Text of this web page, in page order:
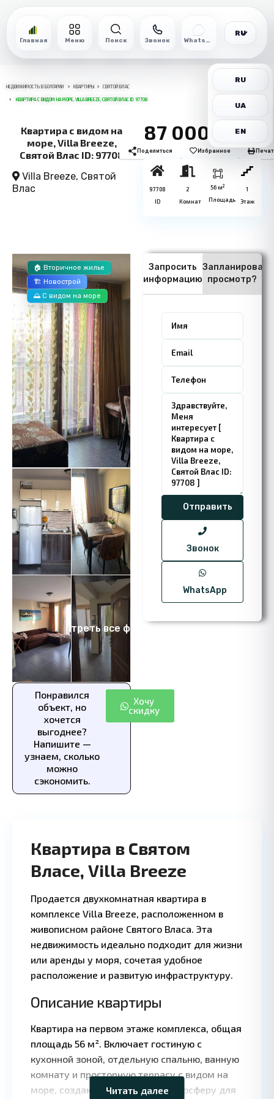
Главная Меню Поиск Звонок WhatsApp
RU
RU
UA
EN
НЕДВИЖИМОСТЬ В БОЛГАРИИ КВАРТИРЫ СВЯТОЙ ВЛАС
КВАРТИРА С ВИДОМ НА МОРЕ, VILLA BREEZE, СВЯТОЙ ВЛАС ID: 97708
Квартира с видом на
море, Villa Breeze,
Святой Влас ID: 97708
Villa Breeze, Святой
Влас
87 000€
Поделиться Избранное
97708
ID
2
Комнат
56 м2
Площадь
1
Этаж
Посмотреть все фото 14
🏠 Вторичное жилье
🏗️ Новострой
🌅 С видом на море
Понравился
объект, но
хочется
выгоднее?
Напишите —
узнаем, сколько
можно
сэкономить.
Хочу
скидку
Запросить
информацию
Запланировать
просмотр?
Звонок
WhatsApp
Квартира в Святом
Власе, Villa Breeze
Продается двухкомнатная квартира в
комплексе Villa Breeze, расположенном в
живописном районе Святого Власа. Эта
недвижимость идеально подходит для жизни
или аренды у моря, сочетая удобное
расположение и развитую инфраструктуру.
Описание квартиры
Квартира на первом этаже комплекса, общая
площадь 56 м². Включает гостиную с
кухонной зоной, отдельную спальню, ванную
комнату и просторную террасу с видом на
море, создающую приятную атмосферу для
Читать далее
contributors